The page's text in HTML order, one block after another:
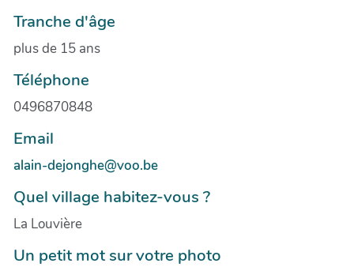
Tranche d'âge
plus de 15 ans
Téléphone
0496870848
Email
alain-dejonghe@voo.be
Quel village habitez-vous ?
La Louvière
Un petit mot sur votre photo